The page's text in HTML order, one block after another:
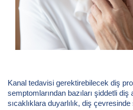
Kanal tedavisi gerektirebilecek diş
semptomlarından bazıları şiddetli diş
sıcaklıklara duyarlılık, diş